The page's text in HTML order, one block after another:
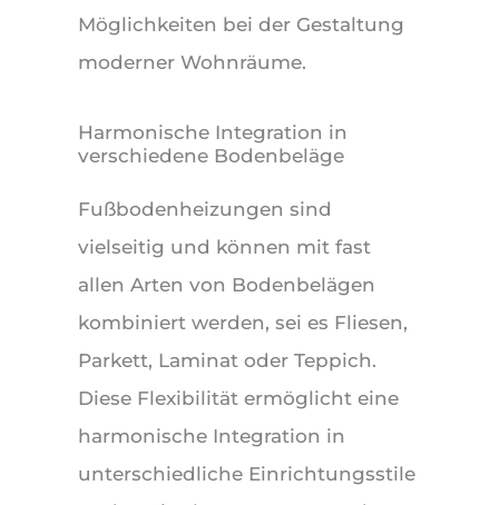
Möglichkeiten bei der Gestaltung
moderner Wohnräume.
Harmonische Integration in
verschiedene Bodenbeläge
Fußbodenheizungen sind
vielseitig und können mit fast
allen Arten von Bodenbelägen
kombiniert werden, sei es Fliesen,
Parkett, Laminat oder Teppich.
Diese Flexibilität ermöglicht eine
harmonische Integration in
unterschiedliche Einrichtungsstile